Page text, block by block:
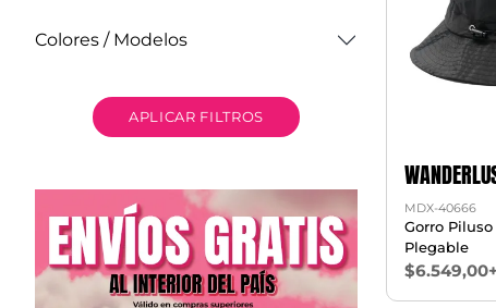
Colores / Modelos
APLICAR FILTROS
MDX-40666
Gorro
Plegable